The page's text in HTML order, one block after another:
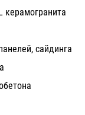
керамогранита
сайдинга